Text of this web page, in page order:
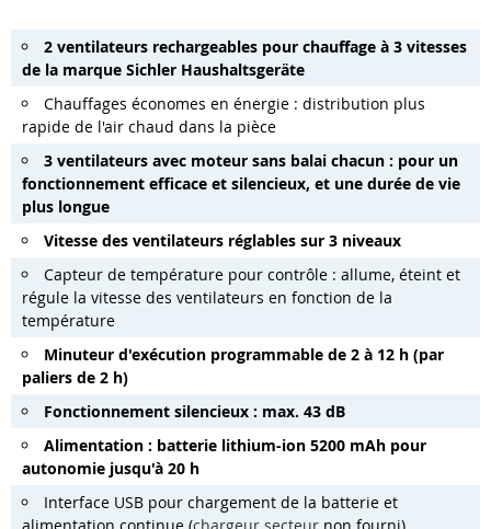
2 ventilateurs rechargeables pour chauffage à 3 vitesses
de la marque Sichler Haushaltsgeräte
Chauffages économes en énergie : distribution plus
rapide de l'air chaud dans la pièce
3 ventilateurs avec moteur sans balai chacun : pour un
fonctionnement efficace et silencieux, et une durée de vie
plus longue
Vitesse des ventilateurs réglables sur 3 niveaux
Capteur de température pour contrôle : allume, éteint et
régule la vitesse des ventilateurs en fonction de la
température
Minuteur d'exécution programmable de 2 à 12 h (par
paliers de 2 h)
Fonctionnement silencieux : max. 43 dB
Alimentation : batterie lithium-ion 5200 mAh pour
autonomie jusqu'à 20 h
Interface USB pour chargement de la batterie et